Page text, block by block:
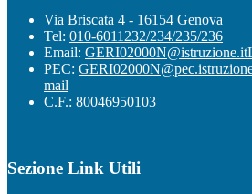
Via Briscata 4 - 16154 Genova
Tel: 010-6011232/234/235/236
Email: GERI02000N@istruzione.it
PEC:
mail
C.F.: 80046950103
Sezione Link Utili